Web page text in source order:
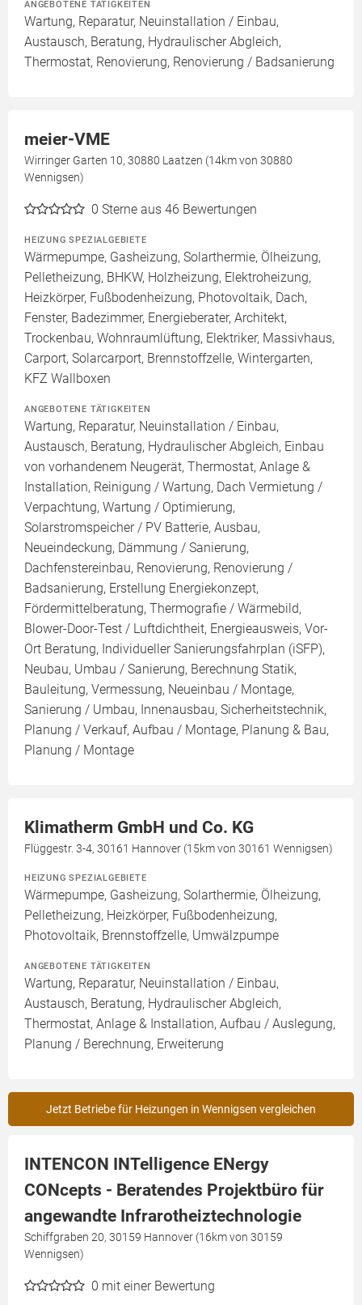
ANGEBOTENE TÄTIGKEITEN
Wartung, Reparatur, Neuinstallation / Einbau,
Austausch, Beratung, Hydraulischer Abgleich,
Thermostat, Renovierung, Renovierung / Badsanierung
meier-VME
Wirringer Garten 10, 30880 Laatzen (14km von 30880
Wennigsen)
0 Sterne aus 46 Bewertungen
HEIZUNG SPEZIALGEBIETE
Wärmepumpe, Gasheizung, Solarthermie, Ölheizung,
Pelletheizung, BHKW, Holzheizung, Elektroheizung,
Heizkörper, Fußbodenheizung, Photovoltaik, Dach,
Fenster, Badezimmer, Energieberater, Architekt,
Trockenbau, Wohnraumlüftung, Elektriker, Massivhaus,
Carport, Solarcarport, Brennstoffzelle, Wintergarten,
KFZ Wallboxen
ANGEBOTENE TÄTIGKEITEN
Wartung, Reparatur, Neuinstallation / Einbau,
Austausch, Beratung, Hydraulischer Abgleich, Einbau
von vorhandenem Neugerät, Thermostat, Anlage &
Installation, Reinigung / Wartung, Dach Vermietung /
Verpachtung, Wartung / Optimierung,
Solarstromspeicher / PV Batterie, Ausbau,
Neueindeckung, Dämmung / Sanierung,
Dachfenstereinbau, Renovierung, Renovierung /
Badsanierung, Erstellung Energiekonzept,
Fördermittelberatung, Thermografie / Wärmebild,
Blower-Door-Test / Luftdichtheit, Energieausweis, Vor-
Ort Beratung, Individueller Sanierungsfahrplan (iSFP),
Neubau, Umbau / Sanierung, Berechnung Statik,
Bauleitung, Vermessung, Neueinbau / Montage,
Sanierung / Umbau, Innenausbau, Sicherheitstechnik,
Planung / Verkauf, Aufbau / Montage, Planung & Bau,
Planung / Montage
Klimatherm GmbH und Co. KG
Flüggestr. 3-4, 30161 Hannover (15km von 30161 Wennigsen)
HEIZUNG SPEZIALGEBIETE
Wärmepumpe, Gasheizung, Solarthermie, Ölheizung,
Pelletheizung, Heizkörper, Fußbodenheizung,
Photovoltaik, Brennstoffzelle, Umwälzpumpe
ANGEBOTENE TÄTIGKEITEN
Wartung, Reparatur, Neuinstallation / Einbau,
Austausch, Beratung, Hydraulischer Abgleich,
Thermostat, Anlage & Installation, Aufbau / Auslegung,
Planung / Berechnung, Erweiterung
Jetzt Betriebe für Heizungen in Wennigsen vergleichen
INTENCON INTelligence ENergy
CONcepts - Beratendes Projektbüro für
angewandte Infrarotheiztechnologie
Schiffgraben 20, 30159 Hannover (16km von 30159
Wennigsen)
0 mit einer Bewertung